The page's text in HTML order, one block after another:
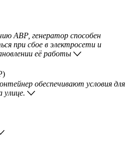
АВР, генератор способен
при сбое в электросети и
её работы
обеспечивают условия для
улице.